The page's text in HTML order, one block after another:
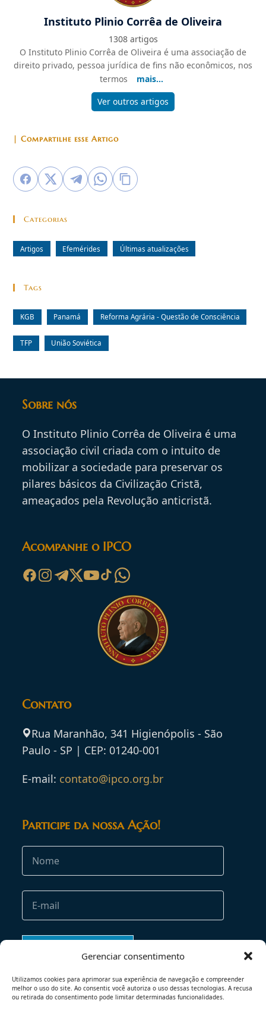
Gerenciar consentimento
Utilizamos cookies para aprimorar sua experiência de navegação e compreender
melhor o uso do site. Ao consentir, você autoriza o uso dessas tecnologias. A recusa
ou retirada do consentimento pode limitar determinadas funcionalidades.
Instituto Plinio Corrêa de Oliveira
1308 artigos
O Instituto Plinio Corrêa de Oliveira é uma associação de
direito privado, pessoa jurídica de fins não econômicos, nos
termos
mais...
Ver outros artigos
| Compartilhe esse Artigo
Categorias
Artigos Efemérides Últimas atualizações
Tags
KGB Panamá Reforma Agrária - Questão de Consciência
TFP União Soviética
Sobre nós
O Instituto Plinio Corrêa de Oliveira é uma
associação civil criada com o intuito de
mobilizar a sociedade para preservar os
pilares básicos da Civilização Cristã,
ameaçados pela Revolução anticristã.
Acompanhe o IPCO
Contato
Rua Maranhão, 341 Higienópolis - São
Paulo - SP | CEP: 01240-001
E-mail: contato@ipco.org.br
Participe da nossa Ação!